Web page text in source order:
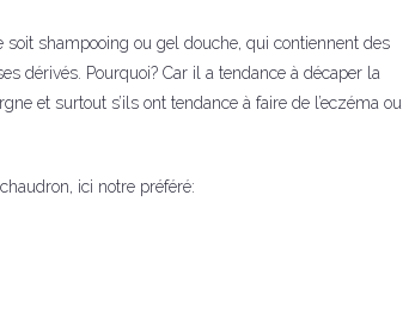
shampooing ou gel douche, qui contiennent des
dérivés. Pourquoi? Car il a tendance à décaper la
et surtout s’ils ont tendance à faire de l’eczéma ou
ici notre préféré: